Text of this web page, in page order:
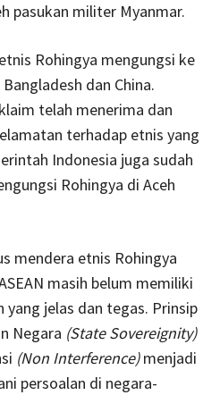
pasukan militer Myanmar.
Rohingya mengungsi ke
dan China.
telah menerima dan
terhadap etnis yang
Indonesia juga sudah
Rohingya di Aceh
mendera etnis Rohingya
masih belum memiliki
yang jelas dan tegas. Prinsip
Negara (State Sovereignity)
(Non Interference)menjadi
persoalan di negara-